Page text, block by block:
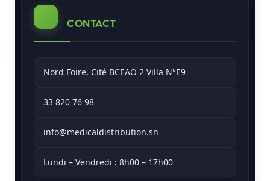
CONTACT
Nord Foire, Cité BCEAO 2 Villa N°E9
33 820 76 98
info@medicaldistribution.sn
Lundi – Vendredi : 8h00 – 17h00